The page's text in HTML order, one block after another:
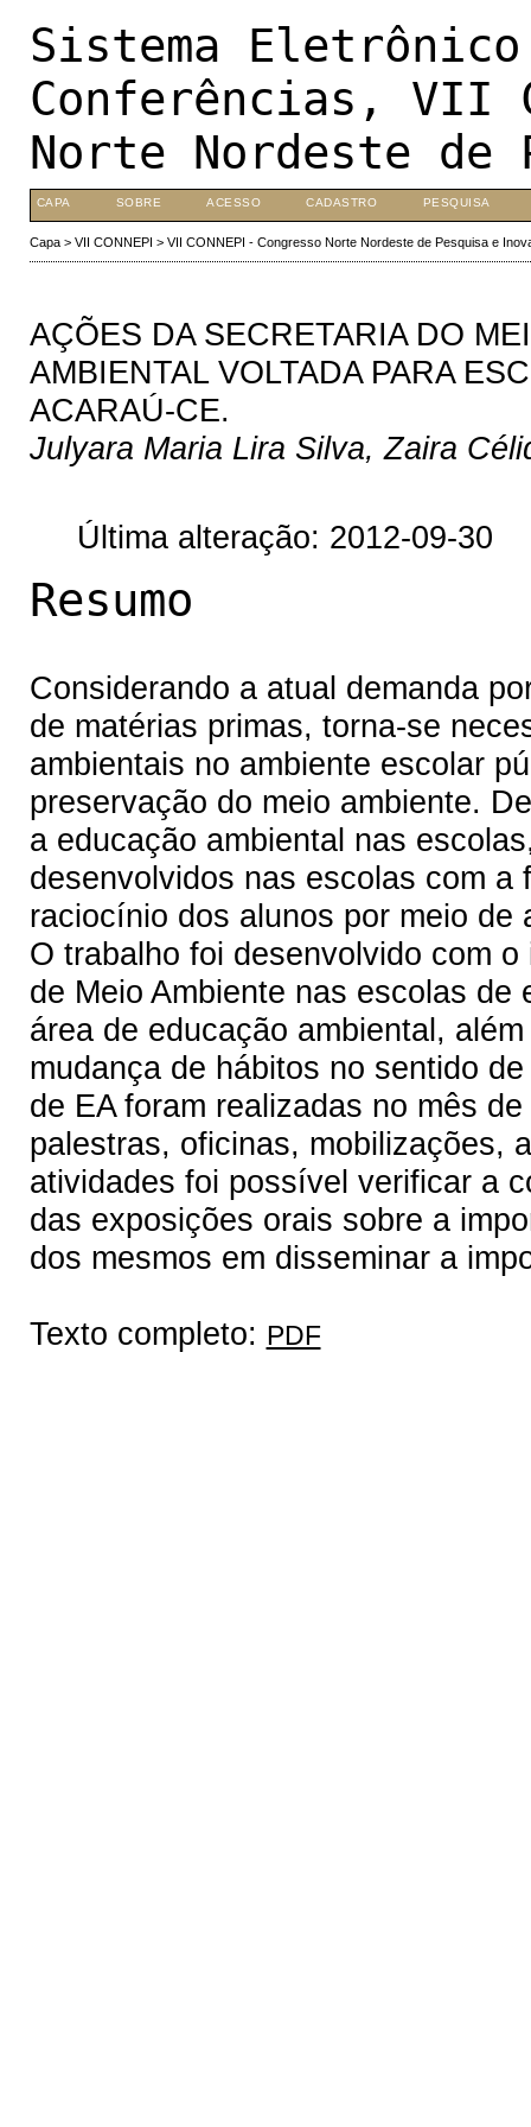
Sistema
Conferências, VII
Norte Nordeste de
CAPA SOBRE ACESSO CADASTRO PESQUISA
Capa> VII CONNEPI > VII CONNEPI - Congresso Norte Nordeste de Pesquisa e
AÇÕES DA SECRETARIA DO
AMBIENTAL VOLTADA PARA
ACARAÚ-CE.
Julyara Maria Lira Silva, Zaira
Última alteração: 2012-09-30
Resumo
Considerando a atual demanda
de matérias primas, torna-se
ambientais no ambiente escolar
preservação do meio ambiente.
a educação ambiental nas
desenvolvidos nas escolas com
raciocínio dos alunos por meio
O trabalho foi desenvolvido com
de Meio Ambiente nas escolas
área de educação ambiental,
mudança de hábitos no sentido
de EA foram realizadas no mês
palestras, oficinas, mobilizações,
atividades foi possível verificar a
das exposições orais sobre a
dos mesmos em disseminar a
Texto completo: PDF